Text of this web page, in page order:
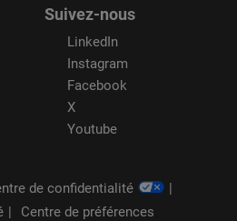
Suivez-nous
LinkedIn
Instagram
Facebook
X
Youtube
de confidentialité
Centre de préférences